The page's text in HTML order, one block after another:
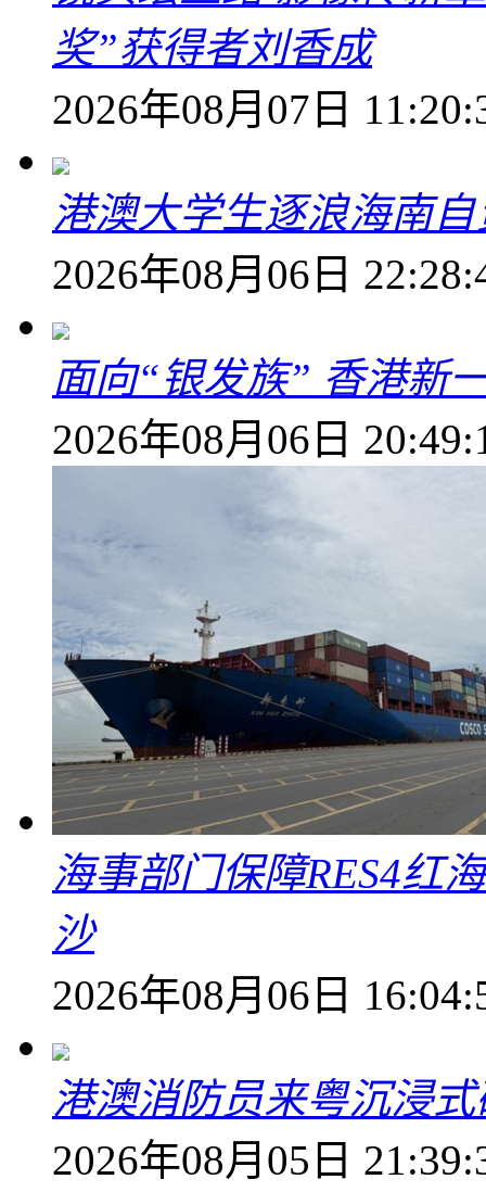
奖”获得者刘香成
2026年08月07日
港澳大学生逐浪海南
2026年08月06日
面向“银发族” 香港新
2026年08月06日
海事部门保障RES4红
沙
2026年08月06日
港澳消防员来粤沉浸
2026年08月05日